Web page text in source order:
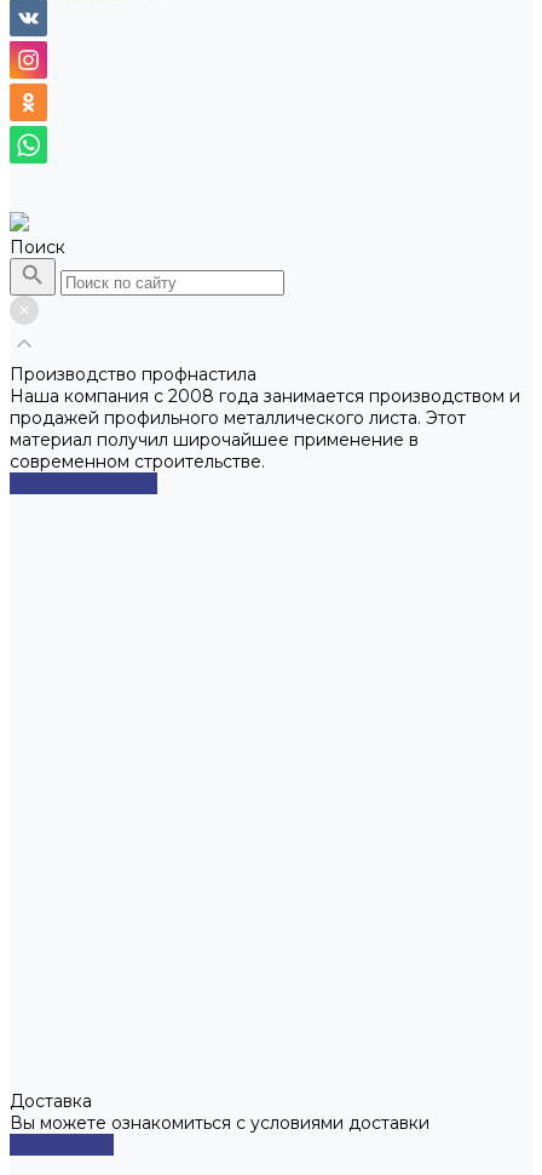
Поиск
Производство профнастила
Наша компания с 2008 года занимается производством и
продажей профильного металлического листа. Этот
материал получил широчайшее применение в
современном строительстве.
Доставка
Вы можете ознакомиться с условиями доставки